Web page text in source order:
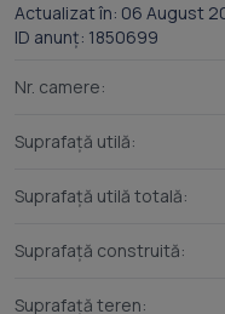
amenajare si
constructiv
energetica si
inteligent, astfel
dintr-un living
matrimonial
Actualizat în: 06 August
ID anunț: 1850699
Nr. camere:
Suprafață utilă:
Suprafață utilă totală:
Suprafață construită:
Suprafață teren: